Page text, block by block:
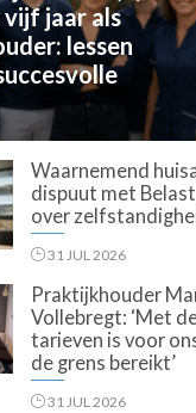
jaar als
lessen
Waarnemend
dispuut met
over
31 JUL 2026
Praktijkhouder
Vollebregt: ‘Met
tarieven is voor
de grens bereikt’
31 JUL 2026